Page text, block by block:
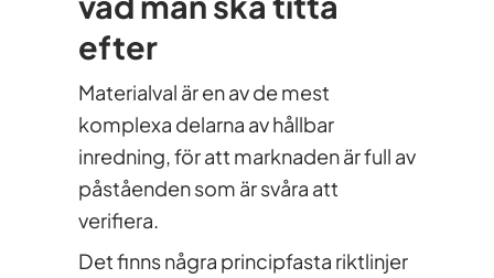
efter
Materialval är en av de mest
komplexa delarna av hållbar
inredning, för att marknaden är full av
påståenden som är svåra att
verifiera.
Det finns några principfasta riktlinjer